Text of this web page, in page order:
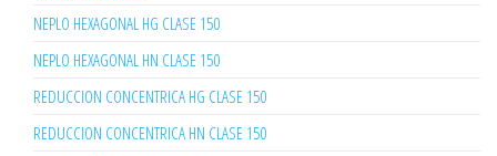
NEPLO HEXAGONAL HG CLASE 150
NEPLO HEXAGONAL HN CLASE 150
REDUCCION CONCENTRICA HG CLASE 150
REDUCCION CONCENTRICA HN CLASE 150